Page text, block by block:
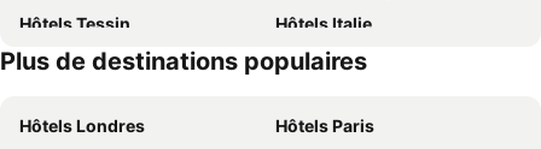
Hôtels Tessin
Hôtels Italie
Hôtels Crète
Hôtels Forêt-Noire
Plus de destinations populaires
Hôtels Londres
Hôtels Paris